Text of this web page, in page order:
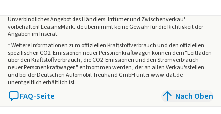
Unverbindliches Angebot desHändlers. Irrtümer und Zwischenverkauf
vorbehalten! LeasingMarkt.de übernimmt keine Gewähr für die Richtigkeit der
Angaben im Inserat.
* Weitere Informationen zum offiziellen Kraftstoffverbrauch und den offiziellen
spezifischen CO2-Emissionen neuer Personenkraftwagen können dem "Leitfaden
über den Kraftstoffverbrauch, die CO2-Emissionen und den Stromverbrauch
neuer Personenkraftwagen" entnommen werden, der an allen Verkaufsstellen
und bei der Deutschen Automobil Treuhand GmbH unter www.dat.de
unentgeltlich erhältlich ist.
FAQ-Seite Nach Oben